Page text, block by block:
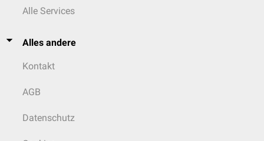
Alle Services
Alles andere
Kontakt
AGB
Datenschutz